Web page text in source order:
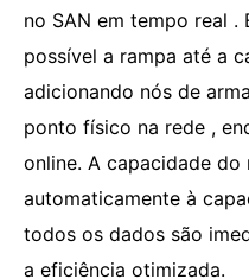
no SAN em tempo real .
possível a rampa até a
adicionando nós de
ponto físico na rede ,
online. A capacidade
automaticamente à
todos os dados são
a eficiência otimizada.